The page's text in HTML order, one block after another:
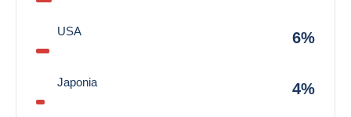
USA 6%
Japonia 4%